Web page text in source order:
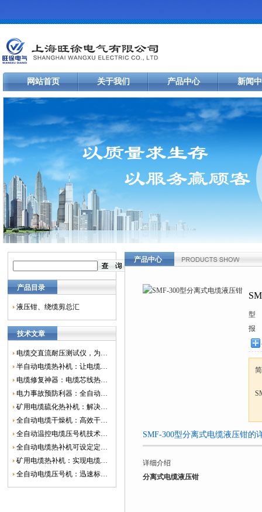
网站首页 关于我们 产品中心 新闻
产品目录
液压钳、绕缆剪总汇
技术文章
电缆交直流耐压测试仪，为电网安全保驾护航
半自动电缆热补机：让电缆修复更简单、更高效！
电缆修复神器：电缆芯线热补机如何保障电网安全？
电力事故预防利器：全自动控温电缆热补机
矿用电缆硫化热补机：解决矿山电缆故障的新选择
全自动电缆干燥机：高效干燥，电缆质量
全自动温控电缆压号机技术革新：数字化标识的新趋势
全自动电缆热补机可设定定时功能，实现自动化热补
矿用电缆热补机：实现电缆故障修复的高效装置
全自动电缆压号机：迅速标识电缆的利器
产品中心
型
报
SMF-300型分离式电缆液压钳的
详细介绍
分离式电缆液压钳